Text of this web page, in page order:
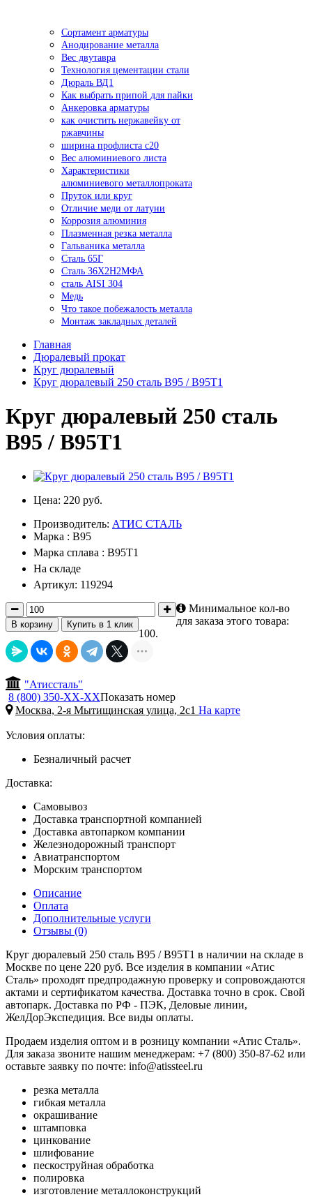
Сортамент арматуры
Анодирование металла
Вес двутавра
Технология цементации стали
Дюраль ВД1
Как выбрать припой для пайки
Анкеровка арматуры
как очистить нержавейку от
ржавчины
ширина профлиста с20
Вес алюминиевого листа
Характеристики
алюминиевого металлопроката
Пруток или круг
Отличие меди от латуни
Коррозия алюминия
Плазменная резка металла
Гальваника металла
Сталь 65Г
Сталь 36Х2Н2МФА
сталь AISI 304
Медь
Что такое побежалость металла
Монтаж закладных деталей
Главная
Дюралевый прокат
Круг дюралевый
Круг дюралевый 250 сталь В95 / В95Т1
Круг дюралевый 250 сталь
В95 / В95Т1
Цена: 220 руб.
Производитель: АТИС СТАЛЬ
Марка : В95
Марка сплава : В95Т1
На складе
Артикул: 119294
В корзину Купить в 1 клик
Минимальное кол-во
для заказа этого товара:
100.
"Атиссталь"
8 (800) 350-ХХ-ХХПоказать номер
Москва, 2-я Мытищинская улица, 2с1 На карте
Условия оплаты:
Безналичный расчет
Доставка:
Самовывоз
Доставка транспортной компанией
Доставка автопарком компании
Железнодорожный транспорт
Авиатранспортом
Морским транспортом
Описание
Оплата
Дополнительные услуги
Отзывы (0)
Круг дюралевый 250 сталь В95 / В95Т1 в наличии на складе в
Москве по цене 220 руб. Все изделия в компании «Атис
Сталь» проходят предпродажную проверку и сопровождаются
актами и сертификатом качества. Доставка точно в срок. Свой
автопарк. Доставка по РФ - ПЭК, Деловые линии,
ЖелДорЭкспедиция. Все виды оплаты.
Продаем изделия оптом и в розницу компании «Атис Сталь».
Для заказа звоните нашим менеджерам: +7 (800) 350-87-62 или
оставьте заявку по почте: info@atissteel.ru
резка металла
гибкая металла
окрашивание
штамповка
цинкование
шлифование
пескоструйная обработка
полировка
изготовление металлоконструкций